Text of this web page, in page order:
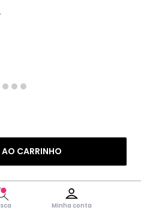
Minha conta
CARRINHO